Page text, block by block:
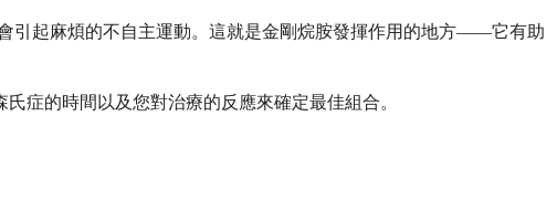
引起麻煩的不自主運動。這就是金剛烷胺發揮作用的地方——它有助
症的時間以及您對治療的反應來確定最佳組合。